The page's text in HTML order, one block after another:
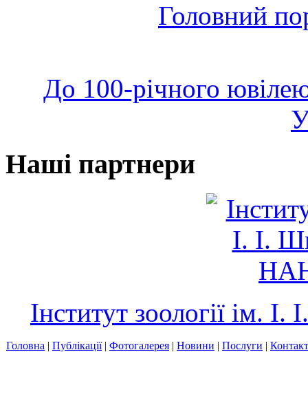
Головний
До 100-річного
Наші партнери
Інститут зоології ім.
Головна | Публікації| Фотогалерея | Новини | Послуги |